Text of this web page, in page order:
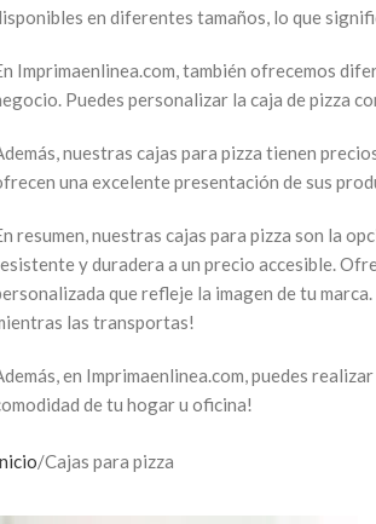
en diferentes tamaños, lo que
Imprimaenlinea.com, también ofrecemos
Puedes personalizar la caja de pizza
nuestras cajas para pizza tienen
una excelente presentación de sus
resumen, nuestras cajas para pizza son la
y duradera a un precio accesible.
que refleje la imagen de tu
las transportas!
en Imprimaenlinea.com, puedes
de tu hogar u oficina!
Cajas para pizza